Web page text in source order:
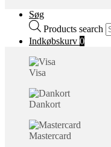
Søg
Products search
Indkøbskurv 0
Visa
Dankort
Mastercard